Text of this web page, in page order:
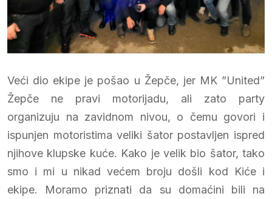
Veći dio ekipe je pošao u Žepče, jer MK ”United”
Žepče ne pravi motorijadu, ali zato party
organizuju na zavidnom nivou, o čemu govori i
ispunjen motoristima veliki šator postavljen ispred
njihove klupske kuće. Kako je velik bio šator, tako
smo i mi u nikad većem broju došli kod Kiće i
ekipe. Moramo priznati da su domaćini bili na